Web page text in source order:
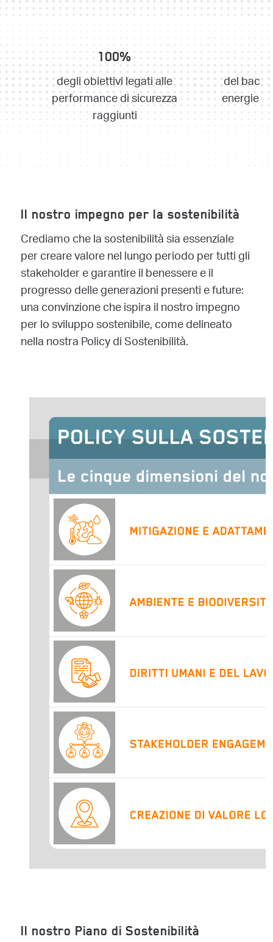
100%
degli obiettivi legati alle
performance di sicurezza
raggiunti
del
energie
Il nostro impegno per la sostenibilità
Crediamo che la sostenibilità sia essenziale
per creare valore nel lungo periodo per tutti gli
stakeholder e garantire il benessere e il
progresso delle generazioni presenti e future:
una convinzione che ispira il nostro impegno
per lo sviluppo sostenibile, come delineato
nella nostra Policy di Sostenibilità.
Il nostro Piano di Sostenibilità